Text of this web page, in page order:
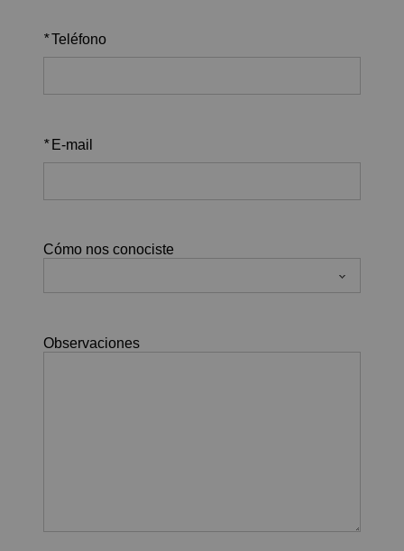
*Teléfono
* E-mail
Cómo nos conociste
Observaciones